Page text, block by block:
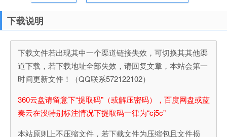
下载说明
下载文件若出现其中一个渠道链接失效，可切换其其他渠
道下载，若下载地址全部失效，请回复文章，本站会第一
时间更新文件！（QQ联系572122102）
360云盘请留意下“提取码”（或解压密码），百度网盘或蓝
奏云在没特别标注情况下提取码一律为“cj5c”
本站原则上不压缩文件，若下载文件为压缩包且文件损